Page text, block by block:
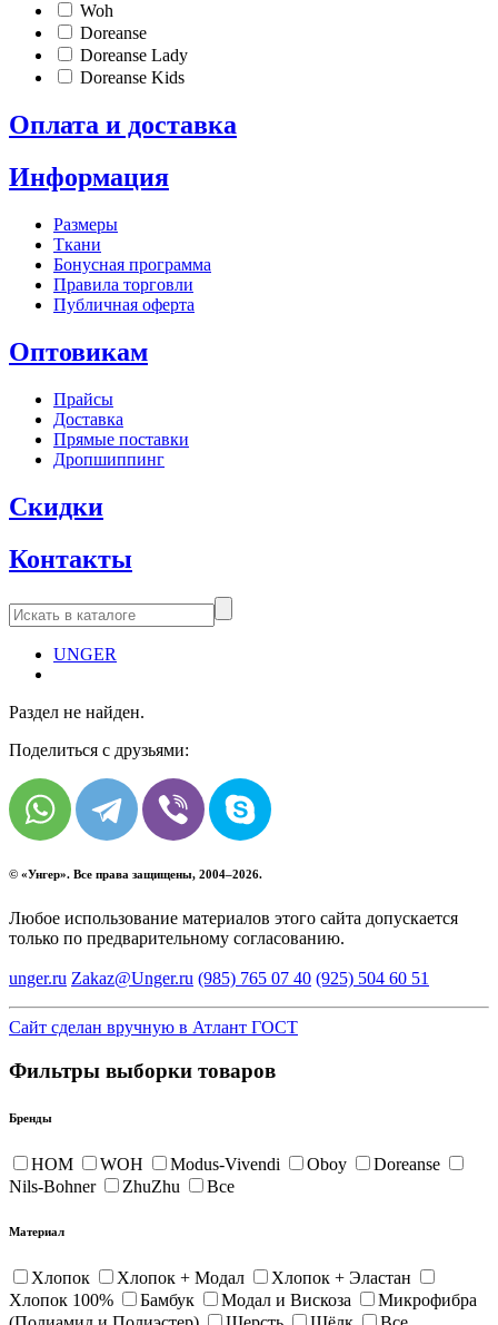
Woh
Doreanse
Doreanse Lady
Doreanse Kids
Оплата и доставка
Информация
Размеры
Ткани
Бонусная программа
Правила торговли
Публичная оферта
Оптовикам
Прайсы
Доставка
Прямые поставки
Дропшиппинг
Скидки
Контакты
UNGER
Раздел не найден.
Поделиться с друзьями:
© «Унгер». Все права защищены, 2004–2026.
Любое использование материалов этого сайта допускается
только по предварительному согласованию.
unger.ru Zakaz@Unger.ru (985) 765 07 40 (925) 504 60 51
Сайт сделан вручную в Атлант ГОСТ
Фильтры выборки товаров
Бренды
HOM WOH Modus-Vivendi Oboy
Doreanse
Nils-Bohner
ZhuZhu Все
Материал
Хлопок Хлопок + Модал
Хлопок + Эластан
Хлопок 100%
Бамбук Модал и Вискоза
Микрофибра